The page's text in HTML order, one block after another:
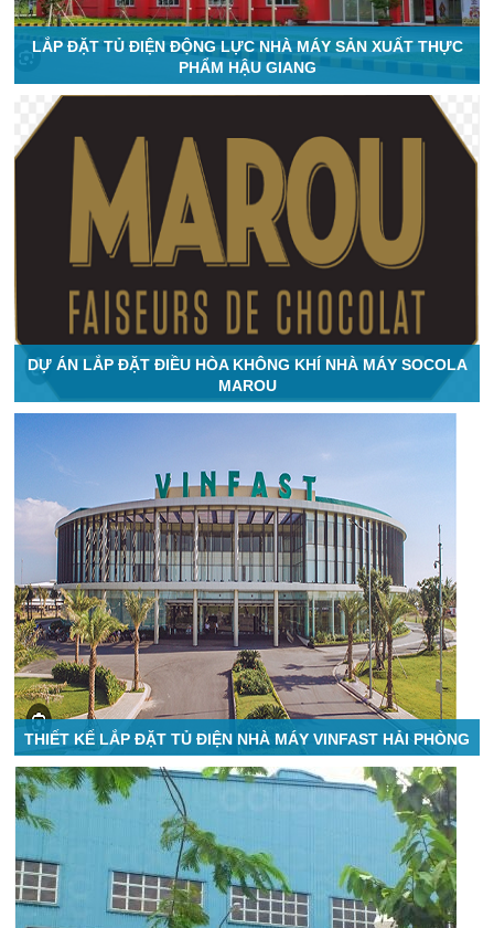
LẮP ĐẶT TỦ ĐIỆN ĐỘNG LỰC NHÀ MÁY SẢN XUẤT THỰC
PHẨM HẬU GIANG
DỰ ÁN LẮP ĐẶT ĐIỀU HÒA KHÔNG KHÍ NHÀ MÁY SOCOLA
MAROU
THIẾT KẾ LẮP ĐẶT TỦ ĐIỆN NHÀ MÁY VINFAST HẢI PHÒNG